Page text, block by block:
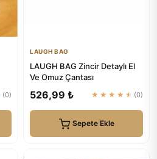
(0)
LAUGH BAG
LAUGH BAG Zincir Detaylı El
Ve Omuz Çantası
526,99 ₺ ★★★★★ (0)
Sepete Ekle